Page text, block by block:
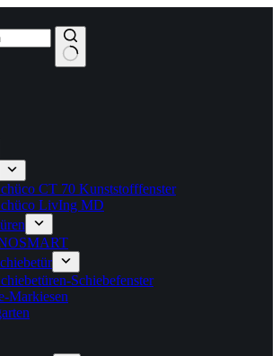
CT 70 Kunststofffenster
LivIng MD
Schiebefenster
Markiesen